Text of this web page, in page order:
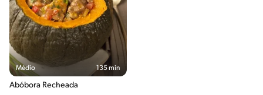
Médio 135 min
Abóbora Recheada